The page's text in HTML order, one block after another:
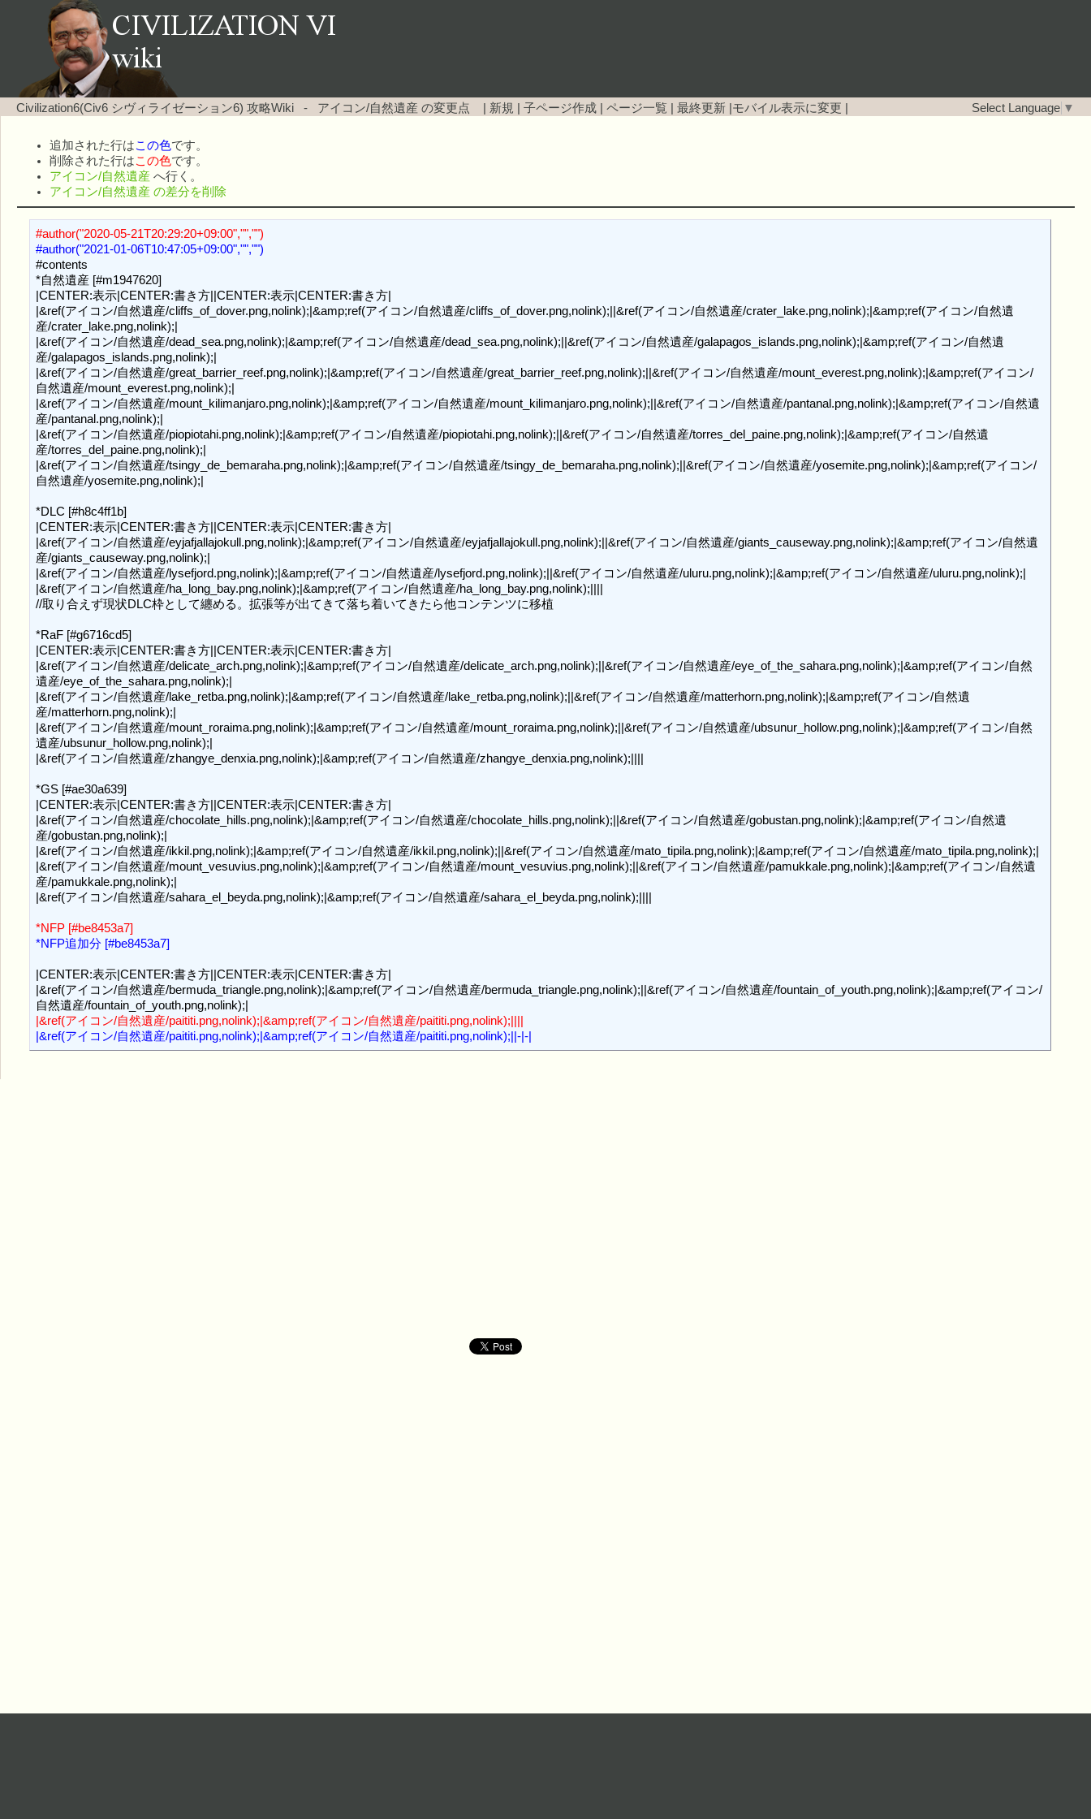
Civilization6(Civ6 シヴィライゼーション6) 攻略Wiki - アイコン/自然遺産 の変更点 | 新規 子ページ作成 ページ一覧 最終更新 モバイル表示に変更 Select Language ▼
追加された行はこの色です。
削除された行はこの色です。
アイコン/自然遺産 へ行く。
アイコン/自然遺産 の差分を削除
#author("2020-05-21T20:29:20+09:00","","")
#author("2021-01-06T10:47:05+09:00","","")
#contents
*自然遺産 [#m1947620]
|CENTER:表示|CENTER:書き方||CENTER:表示|CENTER:書き方|
|&ref(アイコン/自然遺産/cliffs_of_dover.png,nolink);|&amp;ref(アイコン/自然遺産/cliffs_of_dover.png,nolink);||&ref(アイコン/自然遺産/crater_lake.png,nolink);|&amp;ref(アイコン/自然遺
産/crater_lake.png,nolink);|
|&ref(アイコン/自然遺産/dead_sea.png,nolink);|&amp;ref(アイコン/自然遺産/dead_sea.png,nolink);||&ref(アイコン/自然遺産/galapagos_islands.png,nolink);|&amp;ref(アイコン/自然遺
産/galapagos_islands.png,nolink);|
|&ref(アイコン/自然遺産/great_barrier_reef.png,nolink);|&amp;ref(アイコン/自然遺産/great_barrier_reef.png,nolink);||&ref(アイコン/自然遺産/mount_everest.png,nolink);|&amp;ref(アイコン/
自然遺産/mount_everest.png,nolink);|
|&ref(アイコン/自然遺産/mount_kilimanjaro.png,nolink);|&amp;ref(アイコン/自然遺産/mount_kilimanjaro.png,nolink);||&ref(アイコン/自然遺産/pantanal.png,nolink);|&amp;ref(アイコン/自然遺
産/pantanal.png,nolink);|
|&ref(アイコン/自然遺産/piopiotahi.png,nolink);|&amp;ref(アイコン/自然遺産/piopiotahi.png,nolink);||&ref(アイコン/自然遺産/torres_del_paine.png,nolink);|&amp;ref(アイコン/自然遺
産/torres_del_paine.png,nolink);|
|&ref(アイコン/自然遺産/tsingy_de_bemaraha.png,nolink);|&amp;ref(アイコン/自然遺産/tsingy_de_bemaraha.png,nolink);||&ref(アイコン/自然遺産/yosemite.png,nolink);|&amp;ref(アイコン/
自然遺産/yosemite.png,nolink);|
*DLC [#h8c4ff1b]
|CENTER:表示|CENTER:書き方||CENTER:表示|CENTER:書き方|
|&ref(アイコン/自然遺産/eyjafjallajokull.png,nolink);|&amp;ref(アイコン/自然遺産/eyjafjallajokull.png,nolink);||&ref(アイコン/自然遺産/giants_causeway.png,nolink);|&amp;ref(アイコン/自然遺
産/giants_causeway.png,nolink);|
|&ref(アイコン/自然遺産/lysefjord.png,nolink);|&amp;ref(アイコン/自然遺産/lysefjord.png,nolink);||&ref(アイコン/自然遺産/uluru.png,nolink);|&amp;ref(アイコン/自然遺産/uluru.png,nolink);|
|&ref(アイコン/自然遺産/ha_long_bay.png,nolink);|&amp;ref(アイコン/自然遺産/ha_long_bay.png,nolink);||||
//取り合えず現状DLC枠として纏める。拡張等が出てきて落ち着いてきたら他コンテンツに移植
*RaF [#g6716cd5]
|CENTER:表示|CENTER:書き方||CENTER:表示|CENTER:書き方|
|&ref(アイコン/自然遺産/delicate_arch.png,nolink);|&amp;ref(アイコン/自然遺産/delicate_arch.png,nolink);||&ref(アイコン/自然遺産/eye_of_the_sahara.png,nolink);|&amp;ref(アイコン/自然
遺産/eye_of_the_sahara.png,nolink);|
|&ref(アイコン/自然遺産/lake_retba.png,nolink);|&amp;ref(アイコン/自然遺産/lake_retba.png,nolink);||&ref(アイコン/自然遺産/matterhorn.png,nolink);|&amp;ref(アイコン/自然遺
産/matterhorn.png,nolink);|
|&ref(アイコン/自然遺産/mount_roraima.png,nolink);|&amp;ref(アイコン/自然遺産/mount_roraima.png,nolink);||&ref(アイコン/自然遺産/ubsunur_hollow.png,nolink);|&amp;ref(アイコン/自然
遺産/ubsunur_hollow.png,nolink);|
|&ref(アイコン/自然遺産/zhangye_denxia.png,nolink);|&amp;ref(アイコン/自然遺産/zhangye_denxia.png,nolink);||||
*GS [#ae30a639]
|CENTER:表示|CENTER:書き方||CENTER:表示|CENTER:書き方|
|&ref(アイコン/自然遺産/chocolate_hills.png,nolink);|&amp;ref(アイコン/自然遺産/chocolate_hills.png,nolink);||&ref(アイコン/自然遺産/gobustan.png,nolink);|&amp;ref(アイコン/自然遺
産/gobustan.png,nolink);|
|&ref(アイコン/自然遺産/ikkil.png,nolink);|&amp;ref(アイコン/自然遺産/ikkil.png,nolink);||&ref(アイコン/自然遺産/mato_tipila.png,nolink);|&amp;ref(アイコン/自然遺産/mato_tipila.png,nolink);|
|&ref(アイコン/自然遺産/mount_vesuvius.png,nolink);|&amp;ref(アイコン/自然遺産/mount_vesuvius.png,nolink);||&ref(アイコン/自然遺産/pamukkale.png,nolink);|&amp;ref(アイコン/自然遺
産/pamukkale.png,nolink);|
|&ref(アイコン/自然遺産/sahara_el_beyda.png,nolink);|&amp;ref(アイコン/自然遺産/sahara_el_beyda.png,nolink);||||
*NFP [#be8453a7]
*NFP追加分 [#be8453a7]
|CENTER:表示|CENTER:書き方||CENTER:表示|CENTER:書き方|
|&ref(アイコン/自然遺産/bermuda_triangle.png,nolink);|&amp;ref(アイコン/自然遺産/bermuda_triangle.png,nolink);||&ref(アイコン/自然遺産/fountain_of_youth.png,nolink);|&amp;ref(アイコン/
|&ref(アイコン/自然遺産/paititi.png,nolink);|&amp;ref(アイコン/自然遺産/paititi.png,nolink);||||
|&ref(アイコン/自然遺産/paititi.png,nolink);|&amp;ref(アイコン/自然遺産/paititi.png,nolink);||-|-|